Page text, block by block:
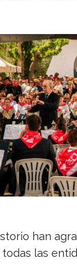
han
las